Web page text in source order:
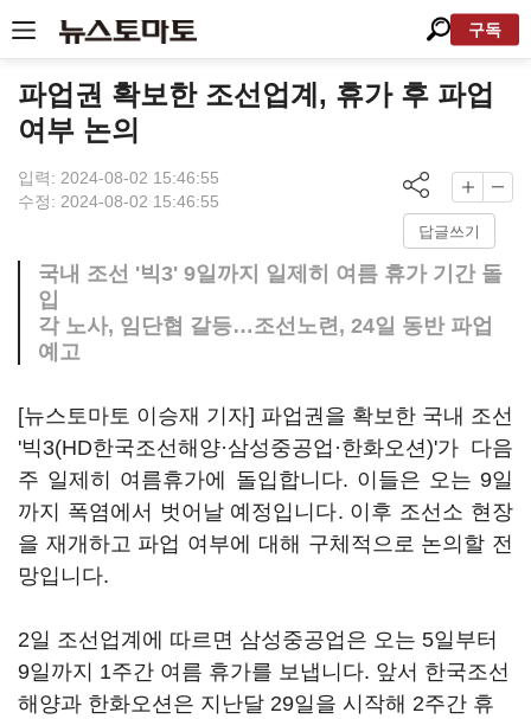
구독
파업권 확보한 조선업계, 휴가 후 파업
여부 논의
입력: 2024-08-02 15:46:55
수정: 2024-08-02 15:46:55
답글쓰기
국내 조선 '빅3' 9일까지 일제히 여름 휴가 기간 돌
입
각 노사, 임단협 갈등…조선노련, 24일 동반 파업
예고
[뉴스토마토 이승재 기자] 파업권을 확보한 국내 조선
'빅3(HD한국조선해양·삼성중공업·한화오션)'가 다음
주 일제히 여름휴가에 돌입합니다. 이들은 오는 9일
까지 폭염에서 벗어날 예정입니다. 이후 조선소 현장
을 재개하고 파업 여부에 대해 구체적으로 논의할 전
망입니다.
2일 조선업계에 따르면 삼성중공업은 오는 5일부터
9일까지 1주간 여름 휴가를 보냅니다. 앞서 한국조선
해양과 한화오션은 지난달 29일을 시작해 2주간 휴